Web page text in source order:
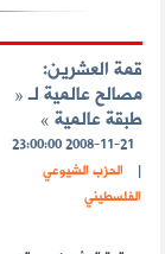
قمة العشرين:
مصالح عالمية لـ «
طبقة عالمية »
2008-11-21 23:00:00
|
الحزب الشيوعي
الفلسطيني